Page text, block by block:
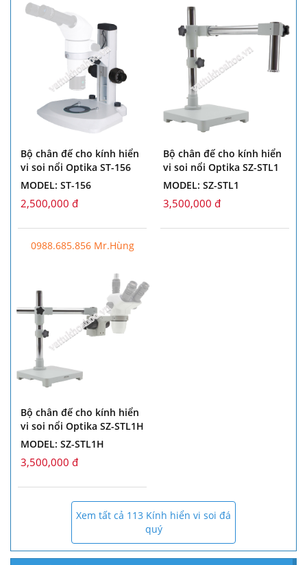
Bộ chân đế cho kính hiển
vi soi nổi Optika ST-156
MODEL: ST-156
2,500,000 đ
Bộ chân đế cho kính hiển
vi soi nổi Optika SZ-STL1
MODEL: SZ-STL1
3,500,000 đ
0988.685.856 Mr.Hùng
Bộ chân đế cho kính hiển
vi soi nổi Optika SZ-STL1H
MODEL: SZ-STL1H
3,500,000 đ
Xem tất cả 113 Kính hiển vi soi đá
quý